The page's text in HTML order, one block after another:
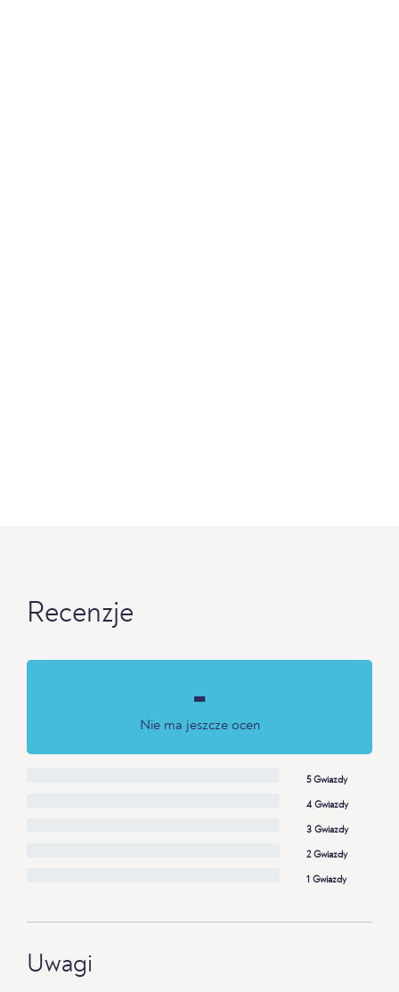
Recenzje
-
Nie ma jeszcze ocen
5 Gwiazdy
4 Gwiazdy
3 Gwiazdy
2 Gwiazdy
1 Gwiazdy
Uwagi